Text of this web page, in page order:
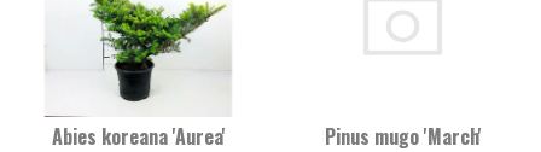
Abies koreana 'Aurea' Pinus mugo 'March'